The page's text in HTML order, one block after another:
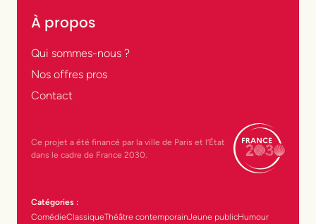
À propos
Qui sommes-nous ?
Nos offres pros
Contact
Ce projet a été financé par la ville de Paris et l’État
dans le cadre de France 2030.
Catégories :
ComédieClassiqueThéâtre contemporainJeune publicHumour